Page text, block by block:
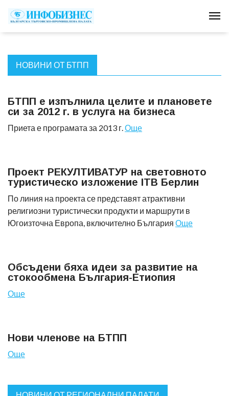
НОВИНИ ОТ БТПП
БТПП е изпълнила целите и плановете
си за 2012 г. в услуга на бизнеса
Приета е програмата за 2013 г.Още
Проект РЕКУЛТИВАТУР на световното
туристическо изложение ITB Берлин
По линия на проекта се представят атрактивни
религиозни туристически продукти и маршрути в
Югоизточна Европа, включително България Още
Обсъдени бяха идеи за развитие на
стокообмена България-Етиопия
Още
Нови членове на БТПП
Още